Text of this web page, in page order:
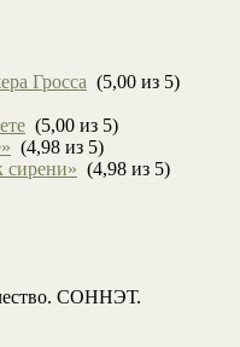
Гросса (5,00 из 5)
(5,00 из 5)
(4,98 из 5)
сирени» (4,98 из 5)
СОННЭТ.